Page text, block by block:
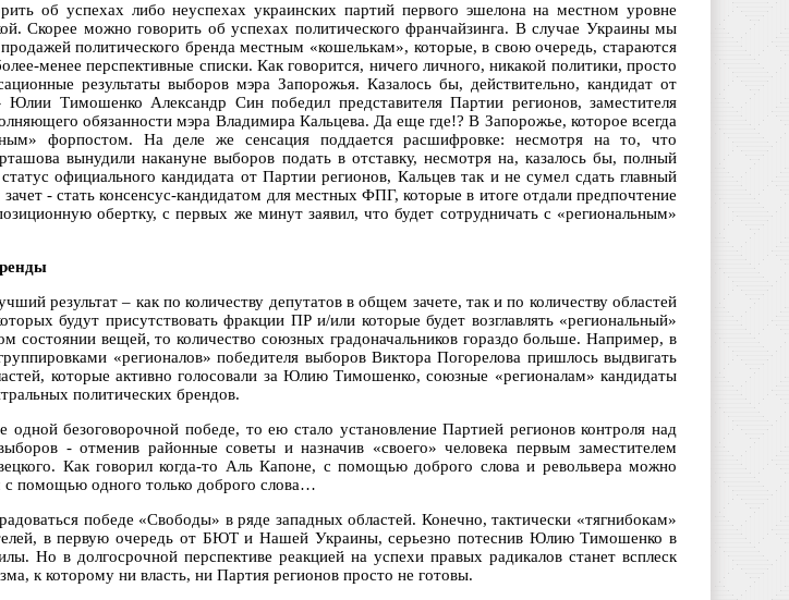
об успехах либо неуспехах украинских партий первого эшелона на местном уровне
Скорее можно говорить об успехах политического франчайзинга. В случае Украины мы
политического бренда местным «кошелькам», которые, в свою очередь, стараются
менее перспективные списки. Как говорится, ничего личного, никакой политики, просто
результаты выборов мэра Запорожья. Казалось бы, действительно, кандидат от
Юлии Тимошенко Александр Син победил представителя Партии регионов, заместителя
обязанности мэра Владимира Кальцева. Да еще где!? В Запорожье, которое всегда
форпостом. На деле же сенсация поддается расшифровке: несмотря на то, что
вынудили накануне выборов подать в отставку, несмотря на, казалось бы, полный
официального кандидата от Партии регионов, Кальцев так и не сумел сдать главный
- стать консенсус-кандидатом для местных ФПГ, которые в итоге отдали предпочтение
обертку, с первых же минут заявил, что будет сотрудничать с «региональным»
результат – как по количеству депутатов в общем зачете, так и по количеству областей
будут присутствовать фракции ПР и/или которые будет возглавлять «региональный»
состоянии вещей, то количество союзных градоначальников гораздо больше. Например, в
«регионалов» победителя выборов Виктора Погорелова пришлось выдвигать
которые активно голосовали за Юлию Тимошенко, союзные «регионалам» кандидаты
политических брендов.
безоговорочной победе, то ею стало установление Партией регионов контроля над
- отменив районные советы и назначив «своего» человека первым заместителем
Как говорил когда-то Аль Капоне, с помощью доброго слова и револьвера можно
с помощью одного только доброго слова…
победе «Свободы» в ряде западных областей. Конечно, тактически «тягнибокам»
в первую очередь от БЮТ и Нашей Украины, серьезно потеснив Юлию Тимошенко в
Но в долгосрочной перспективе реакцией на успехи правых радикалов станет всплеск
к которому ни власть, ни Партия регионов просто не готовы.